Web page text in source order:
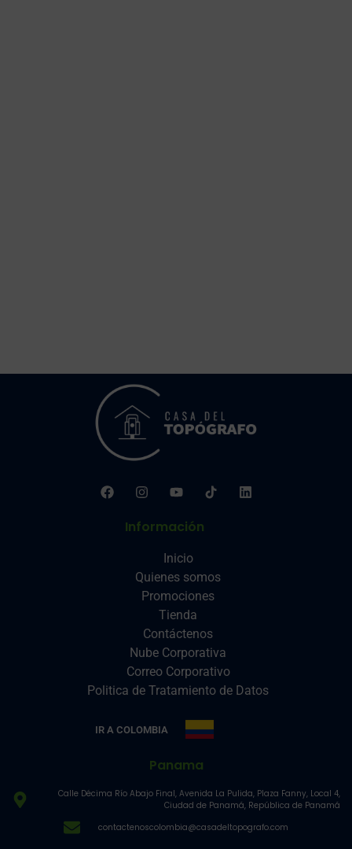
Información
Inicio
Quienes somos
Promociones
Tienda
Contáctenos
Nube Corporativa
Correo Corporativo
Politica de Tratamiento de Datos
IR A COLOMBIA
Panama
Calle Décima Río Abajo Final, Avenida La Pulida, Plaza Fanny, Local 4,
Ciudad de Panamá, República de Panamá
contactenoscolombia@casadeltopografo.com